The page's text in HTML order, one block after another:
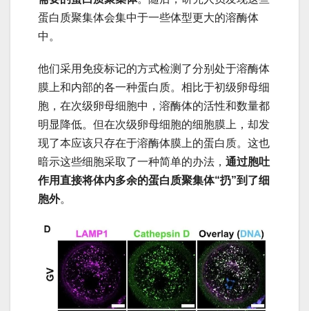
蛋白质聚集体会集中于一些体型更大的溶酶体
中。
他们采用免疫标记的方式检测了分别处于溶酶体
膜上和内部的各一种蛋白质。相比于初级卵母细
胞，在次级卵母细胞中，溶酶体的活性和数量都
明显降低。但在次级卵母细胞的细胞膜上，却发
现了本应该只存在于溶酶体膜上的蛋白质。这也
暗示这些细胞采取了一种简单的办法， 通过胞吐
作用直接将体内多余的蛋白质聚集体“扔”到了细
胞外。